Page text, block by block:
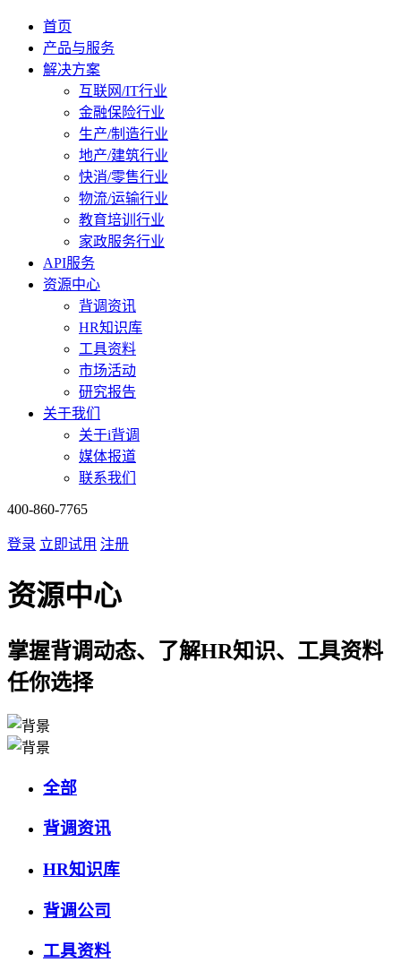
首页
产品与服务
解决方案
互联网/IT行业
金融保险行业
生产/制造行业
地产/建筑行业
快消/零售行业
物流/运输行业
教育培训行业
家政服务行业
API服务
资源中心
背调资讯
HR知识库
工具资料
市场活动
研究报告
关于我们
关于i背调
媒体报道
联系我们
400-860-7765
登录 立即试用 注册
资源中心
掌握背调动态、了解HR知识、工具资料
任你选择
全部
背调资讯
HR知识库
背调公司
工具资料